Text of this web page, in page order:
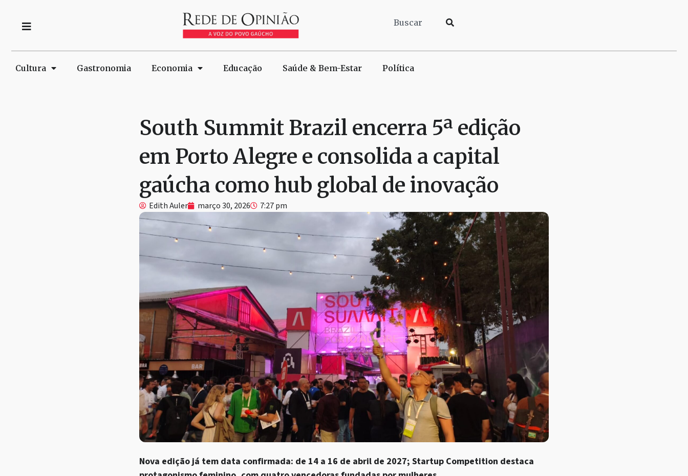
Cultura Gastronomia Economia Educação Saúde & Bem-Estar Política
South Summit Brazil encerra 5ª edição
em Porto Alegre e consolida a capital
gaúcha como hub global de inovação
Edith Auler março 30, 2026 7:27 pm
Nova edição já tem data confirmada: de 14 a 16 de abril de 2027; Startup Competition destaca